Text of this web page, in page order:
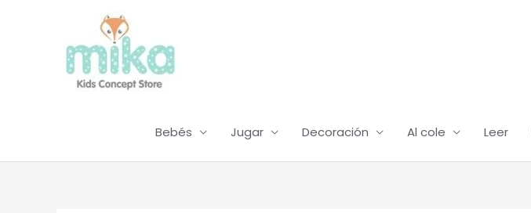
Bebés Jugar Decoración Al cole Leer